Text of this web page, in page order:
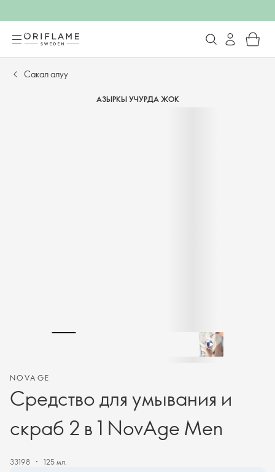
Сакал алуу
АЗЫРКЫ УЧУРДА ЖОК
NOVAGE
Средство для умывания и
скраб 2 в 1 NovAge Men
33198 125 мл.